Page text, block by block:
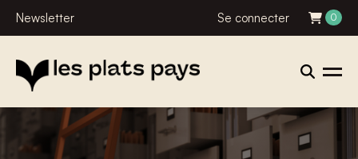
Newsletter Se connecter 0